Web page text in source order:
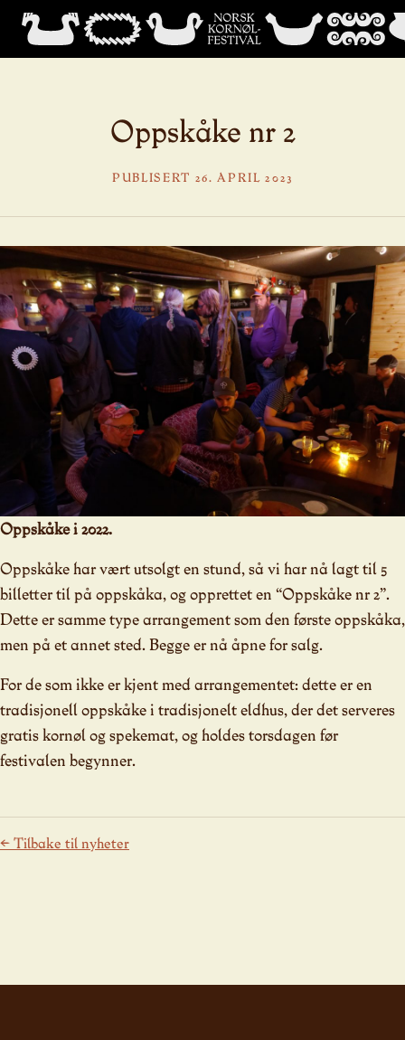
Oppskåke nr 2
PUBLISERT 26. APRIL 2023
Oppskåke i 2022.
Oppskåke har vært utsolgt en stund, så vi har nå lagt til 5
billetter til på oppskåka, og opprettet en “Oppskåke nr 2”.
Dette er samme type arrangement som den første oppskåka,
men på et annet sted. Begge er nå åpne for salg.
For de som ikke er kjent med arrangementet: dette er en
tradisjonell oppskåke i tradisjonelt eldhus, der det serveres
gratis kornøl og spekemat, og holdes torsdagen før
festivalen begynner.
← Tilbake til nyheter